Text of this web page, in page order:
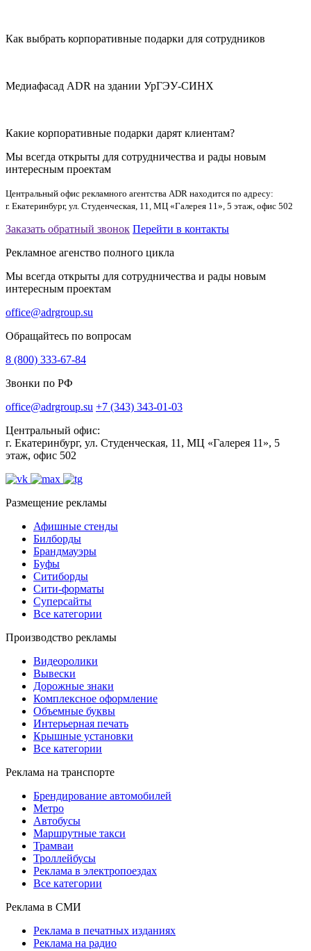
Как выбрать корпоративные подарки для сотрудников
Медиафасад ADR на здании УрГЭУ-СИНХ
Какие корпоративные подарки дарят клиентам?
Мы всегда открыты для сотрудничества и рады новым
интересным проектам
Центральный офис рекламного агентства ADR находится по адресу:
г. Екатеринбург, ул. Студенческая, 11, МЦ «Галерея 11», 5 этаж, офис 502
Заказать обратный звонок Перейти в контакты
Рекламное агенство полного цикла
Мы всегда открыты для сотрудничества и рады новым
интересным проектам
office@adrgroup.su
Обращайтесь по вопросам
8 (800) 333-67-84
Звонки по РФ
office@adrgroup.su +7 (343) 343-01-03
Центральный офис:
г. Екатеринбург, ул. Студенческая, 11, МЦ «Галерея 11», 5
этаж, офис 502
Размещение рекламы
Афишные стенды
Билборды
Брандмауэры
Буфы
Ситиборды
Сити-форматы
Суперсайты
Все категории
Производство рекламы
Видеоролики
Вывески
Дорожные знаки
Комплексное оформление
Объемные буквы
Интерьерная печать
Крышные установки
Все категории
Реклама на транспорте
Брендирование автомобилей
Метро
Автобусы
Маршрутные такси
Трамваи
Троллейбусы
Реклама в электропоездах
Все категории
Реклама в СМИ
Реклама в печатных изданиях
Реклама на радио